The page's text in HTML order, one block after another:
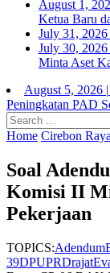
August 1,
Ketua Baru
July 31, 2026
July 30, 2026
Minta Aset
August 5, 2026 |
Peningkatan PAD
Home Cirebon Raya
Soal
Komisi II
Pekerjaan
TOPICS:Adendum
39DPUPRDrajat